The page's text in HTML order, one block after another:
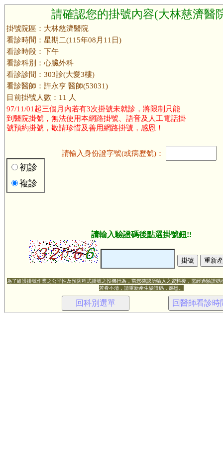
請確認您的掛號內容(大林慈濟醫
掛號院區：大林慈濟醫院
看診時間：星期二(115年08月11日)
看診時段：下午
看診科別：心臟外科
看診診間：303診(大愛3樓)
看診醫師：許永亨 醫師(53031)
目前掛號人數：11 人
97/11/01起三個月內若有3次掛號未就診，將限制只能
到醫院掛號，無法使用本網路掛號、語音及人工電話掛
號預約掛號，敬請珍惜及善用網路掛號，感恩！
初診
複診
請輸入身份證字號(或病歷號)：
請輸入驗證碼後點選掛號鈕!!
為了維護掛號作業之公平性及預防程式掛號之投機行為，當您確認所輸入之資料後，需經過驗證碼
若看不清，請重新產生驗證碼，感恩。